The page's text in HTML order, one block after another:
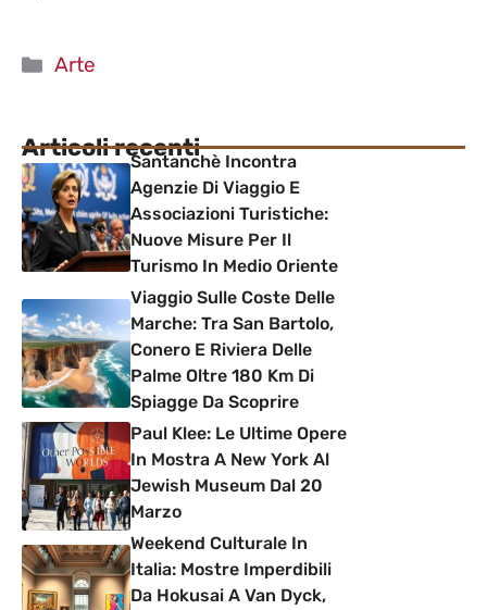
Categorie
Arte
Articoli recentiSantanchè Incontra
Agenzie Di Viaggio E
Associazioni Turistiche:
Nuove Misure Per Il
Turismo In Medio Oriente
Viaggio Sulle Coste Delle
Marche: Tra San Bartolo,
Conero E Riviera Delle
Palme Oltre 180 Km Di
Spiagge Da Scoprire
Paul Klee: Le Ultime Opere
In Mostra A New York Al
Jewish Museum Dal 20
Marzo
Weekend Culturale In
Italia: Mostre Imperdibili
Da Hokusai A Van Dyck,